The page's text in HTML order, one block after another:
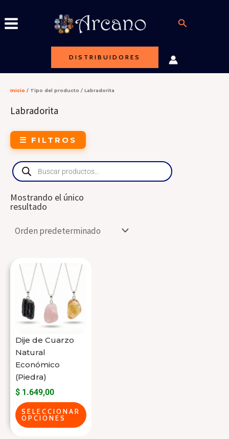
al
Buscar
DISTRIBUIDORES
Inicio / Tipo del producto / Labradorita
Labradorita
☰ FILTROS
Products
search
Mostrando el único
resultado
Dije de Cuarzo
Natural
Económico
(Piedra)
$ 1.649,00
SELECCIONAR
OPCIONES
Este
producto
tiene
varias
variantes.
Las
opciones
se
pueden
elegir
en
la